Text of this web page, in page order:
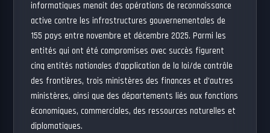
informatiques menait des opérations de reconnaissance
active contre les infrastructures gouvernementales de
155 pays entre novembre et décembre 2025. Parmi les
entités qui ont été compromises avec succès figurent
cinq entités nationales d’application de la loi/de contrôle
des frontières, trois ministères des finances et d’autres
ministères, ainsi que des départements liés aux fonctions
économiques, commerciales, des ressources naturelles et
diplomatiques.